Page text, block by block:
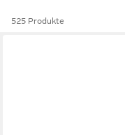
525 Produkte